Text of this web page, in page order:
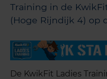
Training in de
(Hoge Rijndijk 4) op
De KwikFit Ladies